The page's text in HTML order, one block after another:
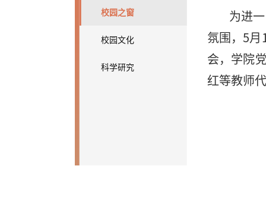
校园之窗
校园文化
科学研究
为进
氛围，5
会，学院
红等教师